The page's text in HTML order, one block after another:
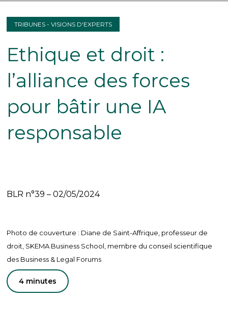
TRIBUNES - VISIONS D'EXPERTS
Ethique et droit :
l’alliance des forces
pour bâtir une IA
responsable
BLR n°39 – 02/05/2024
Photo de couverture : Diane de Saint-Affrique, professeur de
droit, SKEMA Business School, membre du conseil scientifique
des Business & Legal Forums
4 minutes